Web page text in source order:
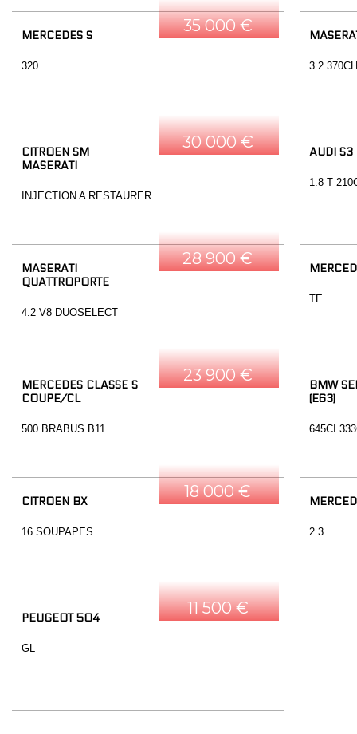
35 000 €
MERCEDES S
320 3.2
30 000 €
CITROEN SM
MASERATI
INJECTION A RESTAURER
AUDI S3
1.8 T
28 900 €
MASERATI
QUATTROPORTE
4.2 V8 DUOSELECT
TE
23 900 €
MERCEDES CLASSE S
COUPE/CL
500 BRABUS B11
BMW
(E63)
645CI
18 000 €
CITROEN BX
16 SOUPAPES 2.3
11 500 €
PEUGEOT 504
GL